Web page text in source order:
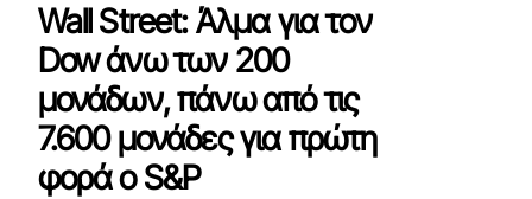
Wall Street: Άλμα για τον
Dow άνω των 200
μονάδων, πάνω από τις
7.600 μονάδες για πρώτη
φορά ο S&P